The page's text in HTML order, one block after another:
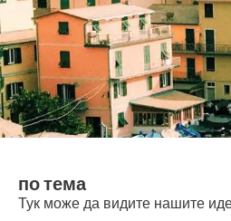
по тема
Тук може да видите нашите